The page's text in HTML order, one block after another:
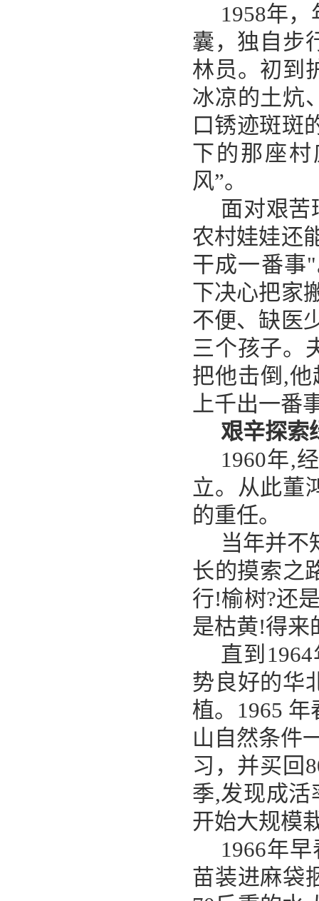
1958年
囊，独自步
林员。初到
冰凉的土炕
口锈迹斑斑
下的那座
风”。
面对艰苦
农村娃娃还
干成一番事
下决心把家
不便、缺医
三个孩子。
把他击倒,
上千出一番
艰辛探索
1960年,
立。从此董
的重任。
当年并不
长的摸索之
行!榆树?还
是枯黄!得来
直到
势良好的华
植。1965
山自然条件
习，并买回
季,发现成活
开始大规模
1966年
苗装进麻袋